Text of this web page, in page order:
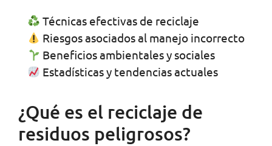
Técnicas efectivas de reciclaje
Riesgos asociados al manejo incorrecto
Beneficios ambientales y sociales
Estadísticas y tendencias actuales
¿Qué es el reciclaje de
residuos peligrosos?